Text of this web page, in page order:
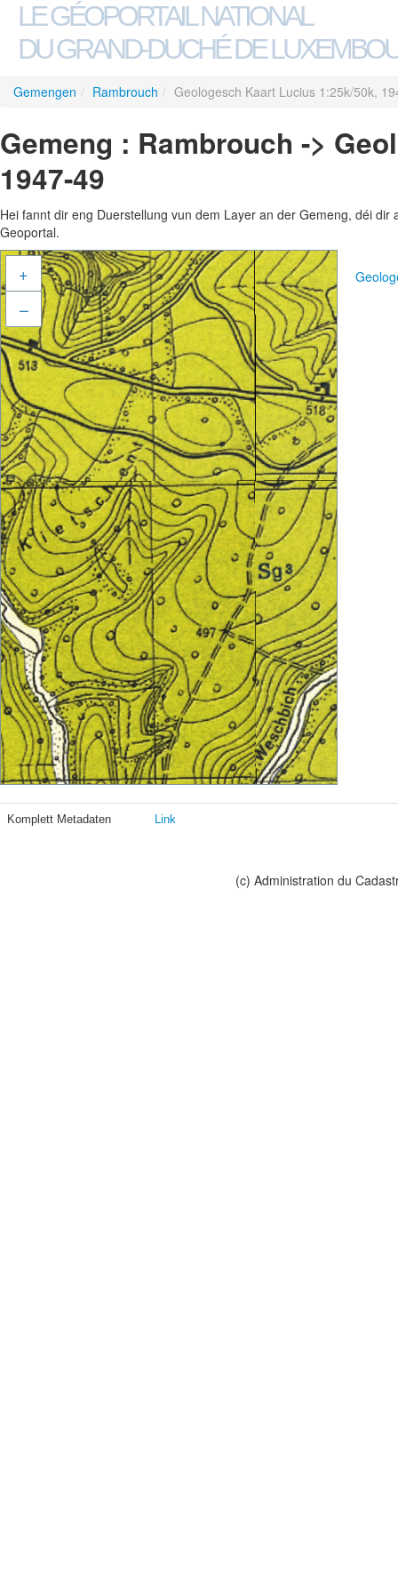
LE GÉOPORTAIL NATIONAL
DU GRAND-DUCHÉ DE
Gemengen / Rambrouch / Geologesch Kaart Lucius 1:25k/50k,
Gemeng : Rambrouch ->
1947-49
Hei fannt dir eng Duerstellung vun dem Layer an der Gemeng, déi
Geoportal.
+
–
Komplett Metadaten Link
(c) Administration du